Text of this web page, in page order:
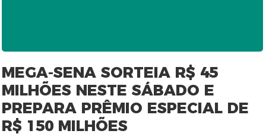
MEGA-SENA SORTEIA R$ 45
MILHÕES NESTE SÁBADO E
PREPARA PRÊMIO ESPECIAL DE
R$ 150 MILHÕES